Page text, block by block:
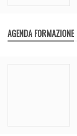
AGENDA FORMAZIONE